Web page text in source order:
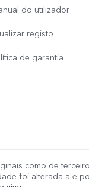
do utilizador
registo
de garantia
Ltd. Todos os
como de
foi alterada a e